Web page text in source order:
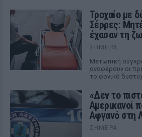
Τροχαίο με
Σέρρες:
έχασαν τη
ΣΉΜΕΡΑ
Μετωπική
αναφέρουν οι
το φονικό
«Δεν το
Αμερικανοί
Αφγανό στη
ΣΉΜΕΡΑ